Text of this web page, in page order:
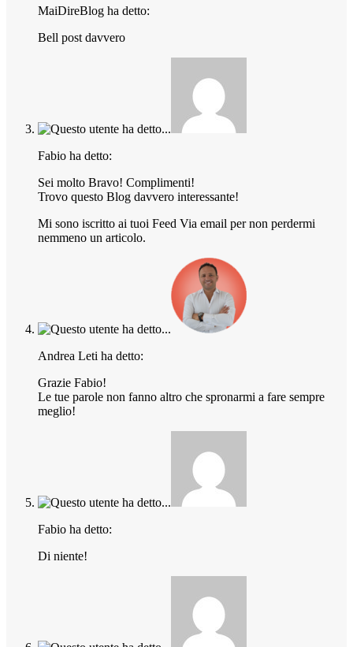
MaiDireBlog ha detto:
Bell post davvero
Fabio ha detto:
Sei molto Bravo! Complimenti!
Trovo questo Blog davvero interessante!
Mi sono iscritto ai tuoi Feed Via email per non perdermi
nemmeno un articolo.
Andrea Leti ha detto:
Grazie Fabio!
Le tue parole non fanno altro che spronarmi a fare sempre
meglio!
Fabio ha detto:
Di niente!